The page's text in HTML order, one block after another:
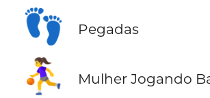
👣 Pegadas
⛹️‍♀️ Mulher Jogando